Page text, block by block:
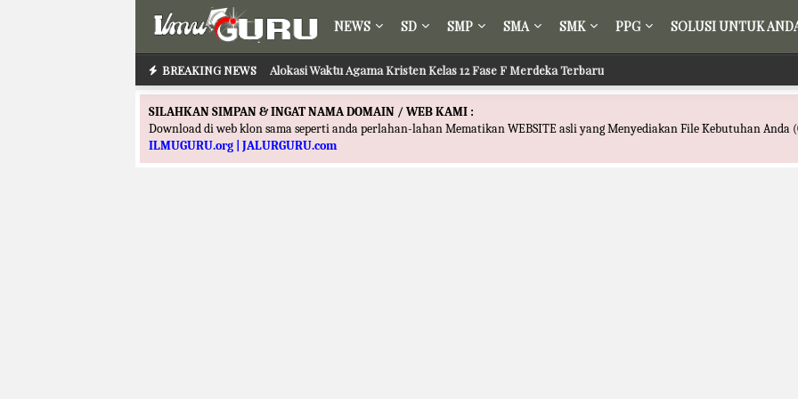
NEWS SD SMP SMA SMK PPG SOLUSI UNTUK
BREAKING NEWS Alokasi Waktu Agama Kristen Kelas 12 Fase F Merdeka Terbaru
SILAHKAN SIMPAN & INGAT NAMA DOMAIN / WEB KAMI :
Download di web klon sama seperti anda perlahan-lahan Mematikan WEBSITE asli yang Menyediakan File Kebutuhan Anda
ILMUGURU.org | JALURGURU.com